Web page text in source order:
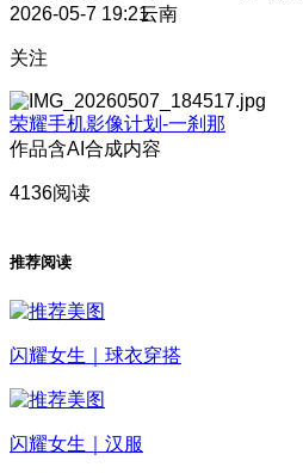
2026-05-7 19:21云南
关注
荣耀手机影像计划-一刹那
作品含AI合成内容
4136阅读
推荐阅读
闪耀女生｜球衣穿搭
闪耀女生｜汉服